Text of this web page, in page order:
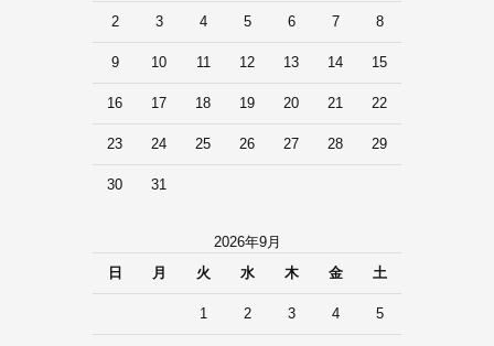
2 3 4 5 6 7 8
9 10 11 12 13 14 15
16 17 18 19 20 21 22
23 24 25 26 27 28 29
30 31
2026年9月
日
月 火 水 木 金 土
1 2 3 4 5